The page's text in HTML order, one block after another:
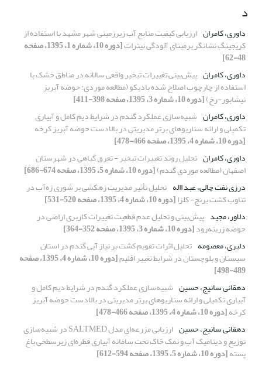
د
داوری، کامران ارزیابی کیفیت منابع آب زیرزمینی شهر مشهد با استفاده از
کریجینگ نشانگر برمبنای آلودگی نیترات [دوره 10، شماره 1، 1395، صفحه
48-62]
داوری، کامران پیش‌بینی تغییرات تبخیر واقعی سالانه در مناطق خشک با
استفاده از چارچوب اصلاح شده بادیکو (مطالعه موردی: حوضه آبریز
نیشابور-رخ)[دوره 10، شماره 3، 1395، صفحه 398-411]
داوری، کامران شبیه‌سازی عملکرد گندم در شرایط دیم کامل و آبیاری
تکمیلی و ارائه سناریوهای برتر مدیریتی در بالادست حوضه آبریز کرخه
[دوره 10، شماره 4، 1395، صفحه 466-478]
داوری، کامران تحلیل روند تغییرات تبخیر - تعرق گیاهی در شهرستان
اصفهان (مطالعه موردی گندم)[دوره 10، شماره 5، 1395، صفحه 674-686]
درزی نفت چالی، عبد االه تحلیل تأثیر مدیریت زهکشی بر شوری زه‌آب در
تناوب کشت برنج- کلزا[دوره 10، شماره 4، 1395، صفحه 520-531]
دلاور، مجید پیش‌بینی و تحلیل عدم قطعیت تغییرات کاربری اراضی در
حوضه زرینه‌رود[دوره 10، شماره 3، 1395، صفحه 352-364]
دلبری، معصومه تحلیل اثرات تقویم کشت بر نیاز آبی گندم در استان
سیستان و بلوچستان در شرایط تغییر اقلیم [دوره 10، شماره 4، 1395، صفحه
489-498]
دهقانی سانیج، حسین شبیه‌سازی عملکرد گندم در شرایط دیم کامل و
آبیاری تکمیلی و ارائه سناریوهای برتر مدیریتی در بالادست حوضه آبریز
کرخه[دوره 10، شماره 4، 1395، صفحه 466-478]
دهقانی سانیج، حسین
ارزیابی مزرعه‌ای مدل SALTMED در شبیه‌سازی
توزیع و دینامیک آب و نمک خاک تحت سامانه آبیاری قطره‌ای زیرسطحی باغ
پسته[دوره 10، شماره 5، 1395، صفحه 594-612]